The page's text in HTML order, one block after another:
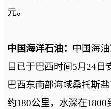
元。
中国海洋石油： 中国海
目已于巴西时间5月24日
巴西东南部海域桑托斯
约180公里，水深在1800